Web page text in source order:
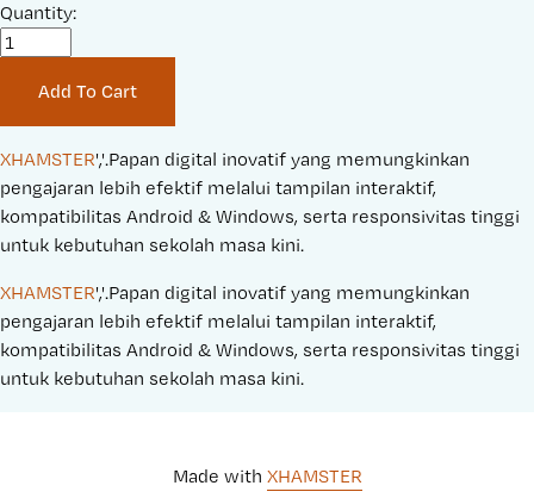
a
r
i
c
e
:
n
a
P
r
c
e
:
Quantity:
Add To Cart
XHAMSTER','.Papan digital inovatif yang memungkinkan
pengajaran lebih efektif melalui tampilan interaktif,
kompatibilitas Android & Windows, serta responsivitas tinggi
untuk kebutuhan sekolah masa kini.
XHAMSTER','.Papan digital inovatif yang memungkinkan
pengajaran lebih efektif melalui tampilan interaktif,
kompatibilitas Android & Windows, serta responsivitas tinggi
untuk kebutuhan sekolah masa kini.
Made with XHAMSTER